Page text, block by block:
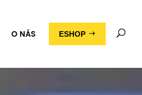
O NÁS ESHOP